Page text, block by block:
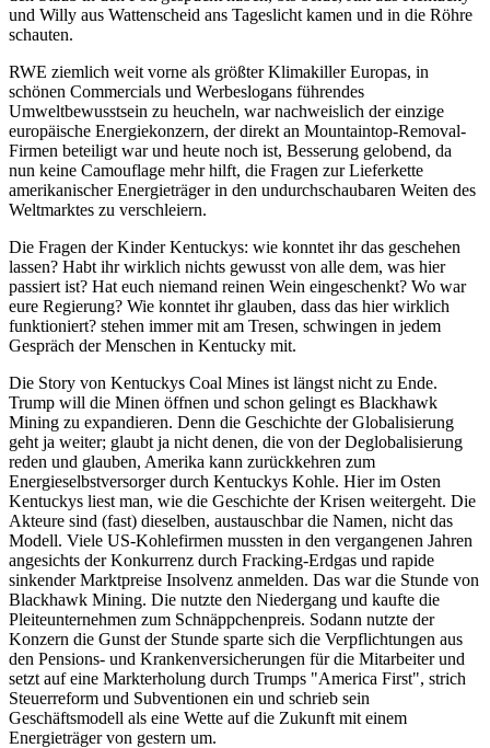
und Willy aus Wattenscheid ans Tageslicht kamen und in die Röhre
schauten.
RWE ziemlich weit vorne als größter Klimakiller Europas, in
schönen Commercials und Werbeslogans führendes
Umweltbewusstsein zu heucheln, war nachweislich der einzige
europäische Energiekonzern, der direkt an Mountaintop-Removal-
Firmen beteiligt war und heute noch ist, Besserung gelobend, da
nun keine Camouflage mehr hilft, die Fragen zur Lieferkette
amerikanischer Energieträger in den undurchschaubaren Weiten des
Weltmarktes zu verschleiern.
Die Fragen der Kinder Kentuckys: wie konntet ihr das geschehen
lassen? Habt ihr wirklich nichts gewusst von alle dem, was hier
passiert ist? Hat euch niemand reinen Wein eingeschenkt? Wo war
eure Regierung? Wie konntet ihr glauben, dass das hier wirklich
funktioniert? stehen immer mit am Tresen, schwingen in jedem
Gespräch der Menschen in Kentucky mit.
Die Story von Kentuckys Coal Mines ist längst nicht zu Ende.
Trump will die Minen öffnen und schon gelingt es Blackhawk
Mining zu expandieren. Denn die Geschichte der Globalisierung
geht ja weiter; glaubt ja nicht denen, die von der Deglobalisierung
reden und glauben, Amerika kann zurückkehren zum
Energieselbstversorger durch Kentuckys Kohle. Hier im Osten
Kentuckys liest man, wie die Geschichte der Krisen weitergeht. Die
Akteure sind (fast) dieselben, austauschbar die Namen, nicht das
Modell. Viele US-Kohlefirmen mussten in den vergangenen Jahren
angesichts der Konkurrenz durch Fracking-Erdgas und rapide
sinkender Marktpreise Insolvenz anmelden. Das war die Stunde von
Blackhawk Mining. Die nutzte den Niedergang und kaufte die
Pleiteunternehmen zum Schnäppchenpreis. Sodann nutzte der
Konzern die Gunst der Stunde sparte sich die Verpflichtungen aus
den Pensions- und Krankenversicherungen für die Mitarbeiter und
setzt auf eine Markterholung durch Trumps "America First", strich
Steuerreform und Subventionen ein und schrieb sein
Geschäftsmodell als eine Wette auf die Zukunft mit einem
Energieträger von gestern um.